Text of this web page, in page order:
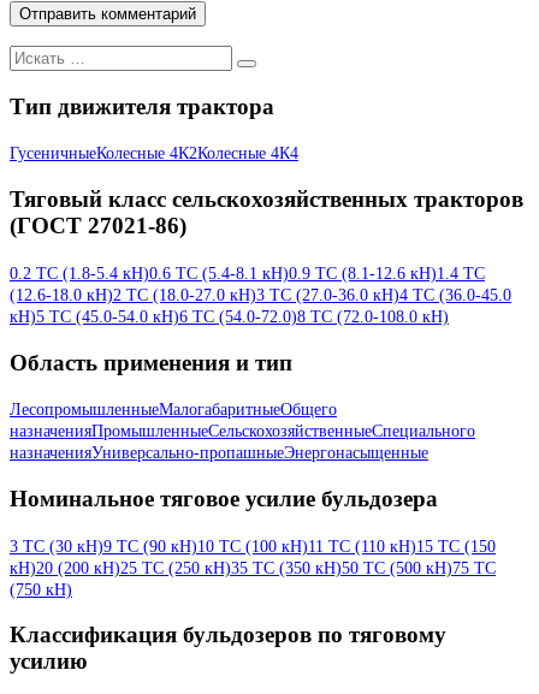
Искать:
Тип движителя трактора
ГусеничныеКолесные 4К2Колесные 4К4
Тяговый класс сельскохозяйственных тракторов
(ГОСТ 27021-86)
0.2 ТС (1.8-5.4 кН)0.6 ТС (5.4-8.1 кН)0.9 ТС (8.1-12.6 кН)1.4 ТС
(12.6-18.0 кН)2 ТС (18.0-27.0 кН)3 ТС (27.0-36.0 кН)4 ТС (36.0-45.0
кН)5 ТС (45.0-54.0 кН)6 ТС (54.0-72.0)8 ТС (72.0-108.0 кН)
Область применения и тип
ЛесопромышленныеМалогабаритныеОбщего
назначенияПромышленныеСельскохозяйственныеСпециального
назначенияУниверсально-пропашныеЭнергонасыщенные
Номинальное тяговое усилие бульдозера
3 ТС (30 кН)9 ТС (90 кН)10 ТС (100 кН)11 ТС (110 кН)15 ТС (150
кН)20 (200 кН)25 ТС (250 кН)35 ТС (350 кН)50 ТС (500 кН)75 ТС
(750 кН)
Классификация бульдозеров по тяговому
усилию